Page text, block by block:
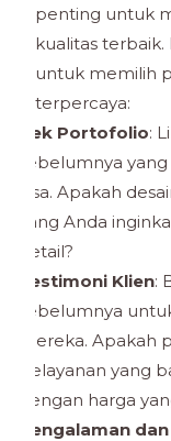
penting untuk
kualitas
untuk memilih
terpercaya:
Cek Portofolio:
sebelumnya
jasa. Apakah
yang Anda
detail?
Testimoni Klien:
sebelumnya
mereka. Apakah
pelayanan yang
dengan harga
Pengalaman